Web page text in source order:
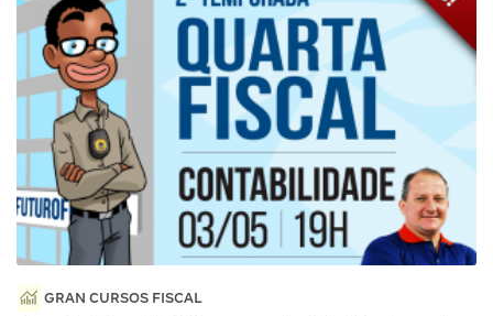
GRAN CURSOS FISCAL